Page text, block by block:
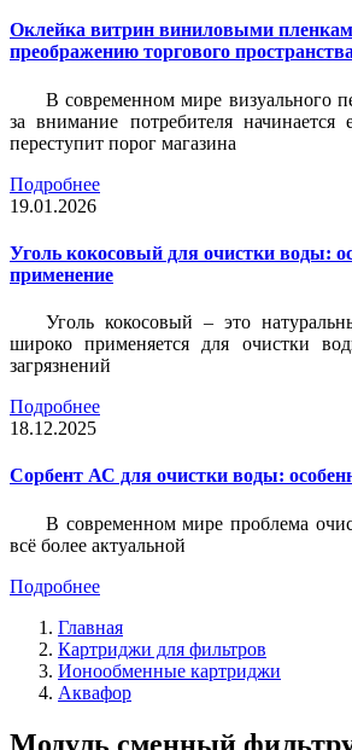
Оклейка витрин виниловыми
преображению торгового
В современном мире визуального
за внимание потребителя
переступит порог магазина
Подробнее
19.01.2026
Уголь кокосовый для очистки воды:
применение
Уголь кокосовый – это
широко применяется для очистки
загрязнений
Подробнее
18.12.2025
Сорбент АС для очистки воды:
В современном мире проблема
всё более актуальной
Подробнее
Главная
Картриджи для фильтров
Ионообменные картриджи
Аквафор
Модуль сменный